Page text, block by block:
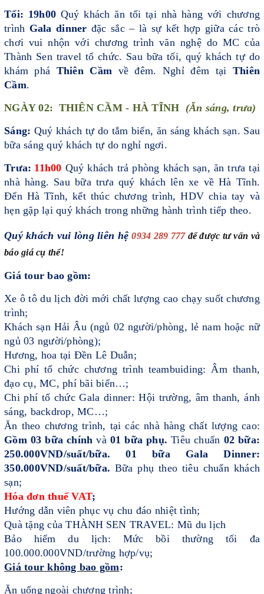
Tối: 19h00 Quý khách ăn tối tại nhà hàng với chương
trình Gala dinner đặc sắc – là sự kết hợp giữa các trò
chơi vui nhộn với chương trình văn nghệ do MC của
Thành Sen travel tổ chức. Sau bữa tối, quý khách tự do
khám phá Thiên Cầm về đêm. Nghỉ đêm tại Thiên
Cầm.
NGÀY02: THIÊN CẦM - HÀ TĨNH (Ăn sáng, trưa)
Sáng: Quý khách tự do tắm biển, ăn sángkhách sạn. Sau
bữa sáng quý khách tự do nghỉ ngơi.
Trưa: 11h00 Quý khách trả phòng khách sạn, ăn trưa tại
nhà hàng. Sau bữa trưa quý khách lên xe về Hà Tĩnh.
Đến Hà Tĩnh, kết thúc chương trình, HDV chia tay và
hẹn gặp lại quý khách trong những hành trình tiếp theo.
Quý khách vui lòng liên hệ0934 289 777để được tư vấn và
báo giá cụ thể!
Giá tour bao gồm:
Xe ô tô du lịch đời mới chất lượng cao chạy suốt chương
trình;
Khách sạn Hải Âu (ngủ 02 người/phòng, lẻ nam hoặc nữ
ngủ 03 người/phòng);
Hương, hoa tại Đền Lê Duẫn;
Chi phí tổ chức chương trình teambuiding: Âm thanh,
đạo cụ, MC, phí bãi biển…;
Chi phí tố chức Gala dinner: Hội trường, âm thanh, ánh
sáng, backdrop, MC…;
Ăn theo chương trình, tại các nhà hàng chất lượng cao:
Gồm 03 bữa chính và 01 bữa phụ. Tiêu chuẩn 02 bữa:
250.000VND/suất/bữa. 01 bữa Gala Dinner:
350.000VND/suất/bữa. Bữa phụ theo tiêu chuẩn khách
sạn;
Hóa đơn thuế VAT;
Hướng dẫn viên phục vụ chu đáo nhiệt tình;
Quà tặng của THÀNH SEN TRAVEL: Mũ du lịch
Bảo hiểm du lịch: Mức bồi thường tối đa
100.000.000VND/trường hợp/vụ;
Giá tour không bao gồm:
Ăn uống ngoài chương trình;